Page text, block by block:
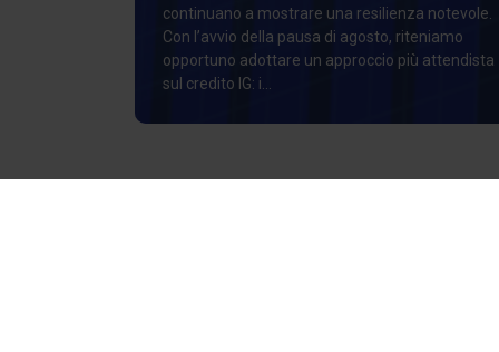
continuano a mostrare una resilienza notevole.
Con l’avvio della pausa di agosto, riteniamo
opportuno adottare un approccio più attendista
sul credito IG: i...